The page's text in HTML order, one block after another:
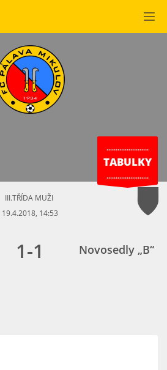
.......................
TABULKY
.......................
III.TŘÍDA MUŽI
19.4.2018, 14:53
1-1 Novosedly „B“